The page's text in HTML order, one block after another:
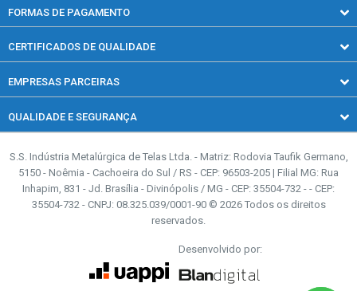
Telas para Casa
Telas Rurais
Trocas e devoluções
Segunda a quinta-feira, das 08h00 às 18h00.
Sexta-feira, das 08h00 às 17h00.
(51) 2193-0025
Segunda a quinta-feira, das 08h00 às 18h00.
Sexta-feira, das 08h00 às 17h00.
contato@casadascercas.com.br
FORMAS DE PAGAMENTO
CERTIFICADOS DE QUALIDADE
EMPRESAS PARCEIRAS
QUALIDADE E SEGURANÇA
Verificada por
S.S. Indústria Metalúrgica de Telas Ltda. - Matriz: Rodovia Taufik Germano,
5150 - Noêmia - Cachoeira do Sul / RS - CEP: 96503-205 | Filial MG: Rua
Inhapim, 831 - Jd. Brasília - Divinópolis / MG - CEP: 35504-732 - - CEP:
35504-732 - CNPJ: 08.325.039/0001-90 © 2026 Todos os direitos
reservados.
Desenvolvido por: